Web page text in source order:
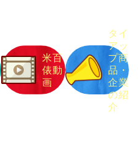
米百
俵動
画
タイ
アッ
プ商
品 ・
企業
の紹
介